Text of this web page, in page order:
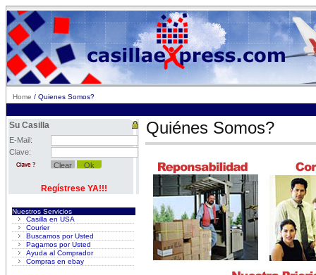
Home / Quienes Somos?
Su Casilla
E-Mail:
Clave:
Regístrese YA!!!
Nuestros Servicios
Casilla en USA
Courier
Buscamos por Usted
Pagamos por Usted
Ayuda al Comprador
Compras en ebay
Quiénes Somos?